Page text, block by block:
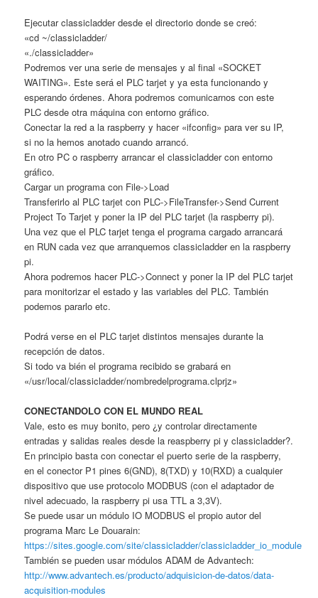
Ejecutar classicladder desde el directorio donde se creó:
«cd ~/classicladder/
«./classicladder»
Podremos ver una serie de mensajes y al final «SOCKET
WAITING». Este será el PLC tarjet y ya esta funcionando y
esperando órdenes. Ahora podremos comunicarnos con este
PLC desde otra máquina con entorno gráfico.
Conectar la red a la raspberry y hacer «ifconfig» para ver su IP,
si no la hemos anotado cuando arrancó.
En otro PC o raspberry arrancar el classicladder con entorno
gráfico.
Cargar un programa con File->Load
Transferirlo al PLC tarjet con PLC->FileTransfer->Send Current
Project To Tarjet y poner la IP del PLC tarjet (la raspberry pi).
Una vez que el PLC tarjet tenga el programa cargado arrancará
en RUN cada vez que arranquemos classicladder en la raspberry
pi.
Ahora podremos hacer PLC->Connect y poner la IP del PLC tarjet
para monitorizar el estado y las variables del PLC. También
podemos pararlo etc.
Podrá verse en el PLC tarjet distintos mensajes durante la
recepción de datos.
Si todo va bién el programa recibido se grabará en
«/usr/local/classicladder/nombredelprograma.clprjz»
CONECTANDOLO CON EL MUNDO REAL
Vale, esto es muy bonito, pero ¿y controlar directamente
entradas y salidas reales desde la reaspberry pi y classicladder?.
En principio basta con conectar el puerto serie de la raspberry,
en el conector P1 pines 6(GND), 8(TXD) y 10(RXD) a cualquier
dispositivo que use protocolo MODBUS (con el adaptador de
nivel adecuado, la raspberry pi usa TTL a 3,3V).
Se puede usar un módulo IO MODBUS el propio autor del
programa Marc Le Douarain:
https://sites.google.com/site/classicladder/classicladder_io_module
También se pueden usar módulos ADAM de Advantech:
http://www.advantech.es/producto/adquisicion-de-datos/data-
acquisition-modules